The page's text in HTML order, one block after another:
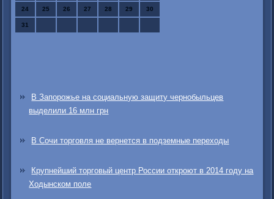
24 25 26 27 28 29 30
31
В Запорожье на социальную защиту чернобыльцев
выделили 16 млн грн
В Сочи торговля не вернется в подземные переходы
Крупнейший торговый центр России откроют в 2014 году на
Ходынском поле